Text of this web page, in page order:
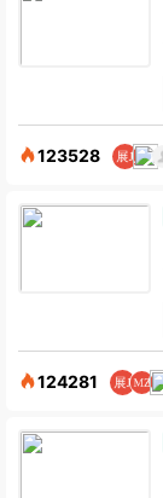
123528
124281